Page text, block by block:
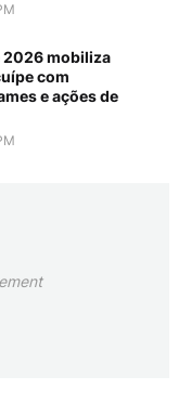
2026 mobiliza
com
e ações de